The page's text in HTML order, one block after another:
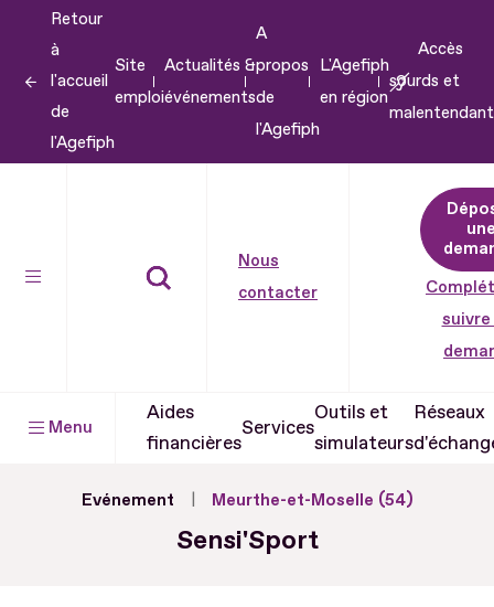
contenu
Retour
à
l'accueil
de
l'Agefiph
Site
emploi
Actualités &
événements
A
propos
de
l'Agefiph
L'Agefiph
en région
Accès
sourds et
Nous
contacter
suivre
Menu
Aides
financières
Services
Outils et
simulateurs
Réseaux
Evénement Meurthe-et-Moselle (54)
Sensi'Sport